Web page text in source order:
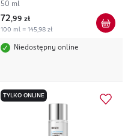
50 ml
72,99 zł
100 ml = 145,98 zł
Niedostępny online
TYLKO ONLINE